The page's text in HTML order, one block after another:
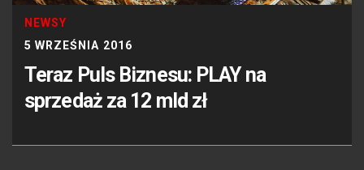
NEWSY
5 WRZEŚNIA 2016
Teraz Puls Biznesu: PLAY na
sprzedaż za 12 mld zł